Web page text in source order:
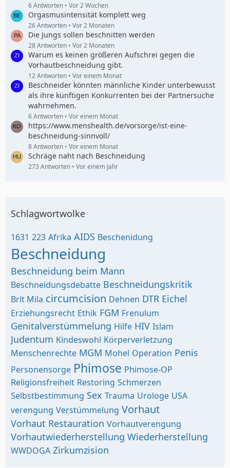
6 Antworten Vor 2 Wochen
Orgasmusintensität komplett weg
26 Antworten Vor 2 Monaten
Die Jungs sollen beschnitten werden
28 Antworten Vor 2 Monaten
Warum es keinen größeren Aufschrei gegen die
Vorhautbeschneidung gibt.
12 Antworten Vor einem Monat
Beschneider könnten männliche Kinder unterbewusst
als ihre künftigen Konkurrenten bei der Partnersuche
wahrnehmen.
6 Antworten Vor einem Monat
https://www.menshealth.de/vorsorge/ist-eine-
beschneidung-sinnvoll/
8 Antworten Vor einem Monat
Schräge naht nach Beschneidung
273 Antworten Vor einem Jahr
Schlagwortwolke
1631 223 Afrika AIDS Beschenidung
Beschneidung
Beschneidung beim Mann
Beschneidungsdebatte Beschneidungskritik
Brit Mila circumcision Dehnen DTR Eichel
Erziehungsrecht Ethik FGM Frenulum
Genitalverstümmelung Hilfe HIV Islam
Judentum Kindeswohl Körperverletzung
Menschenrechte MGM Mohel Operation Penis
Personensorge Phimose Phimose-OP
Religionsfreiheit Restoring Schmerzen
Selbstbestimmung Sex Trauma Urologe USA
verengung Verstümmelung Vorhaut
Vorhaut Restauration Vorhautverengung
Vorhautwiederherstellung Wiederherstellung
WWDOGA Zirkumzision